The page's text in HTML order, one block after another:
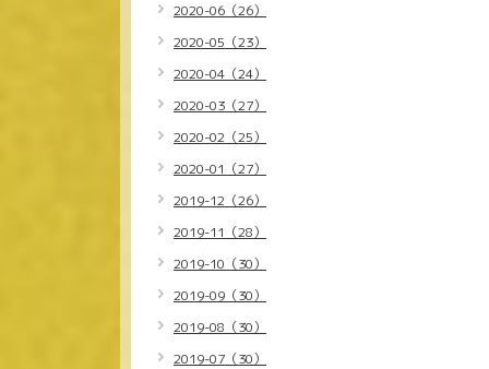
2020-06（26）
2020-05（23）
2020-04（24）
2020-03（27）
2020-02（25）
2020-01（27）
2019-12（26）
2019-11（28）
2019-10（30）
2019-09（30）
2019-08（30）
2019-07（30）